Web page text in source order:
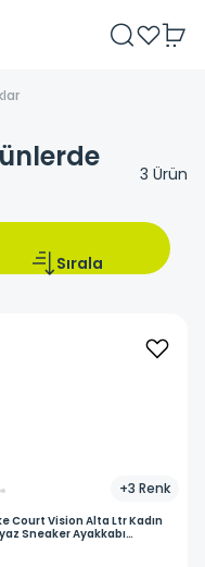
3 Ürün
Sırala
+3 Renk
Court Vision Alta Ltr Kadın
Sneaker Ayakkabı